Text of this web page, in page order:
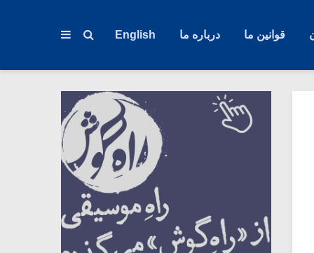
قوانین ما درباره ما English